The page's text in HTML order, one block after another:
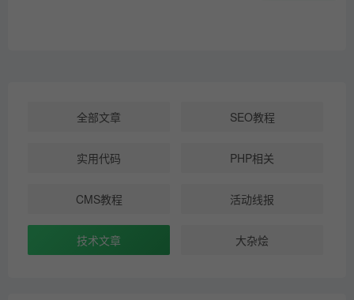
全部文章 SEO教程
实用代码 PHP相关
CMS教程 活动线报
技术文章 大杂烩